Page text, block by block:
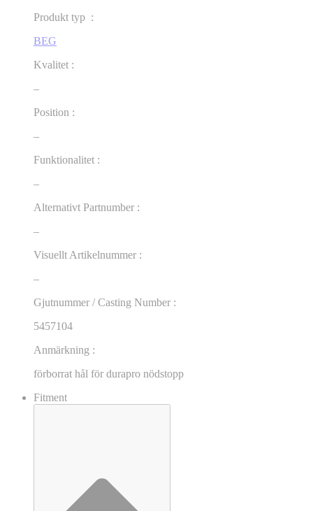
Produkt typ :
BEG
Kvalitet :
–
Position :
–
Funktionalitet :
–
Alternativt Partnumber :
–
Visuellt Artikelnummer :
–
Gjutnummer / Casting Number :
5457104
Anmärkning :
förborrat hål för durapro nödstopp
Fitment